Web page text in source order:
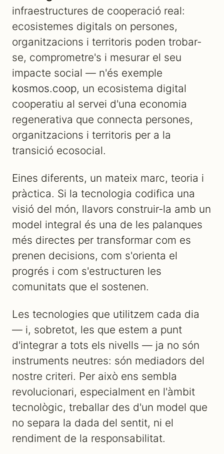
infraestructures de cooperació real:
ecosistemes digitals on persones,
organitzacions i territoris poden trobar-
se, comprometre's i mesurar el seu
impacte social — n'és exemple
kosmos.coop, un ecosistema digital
cooperatiu al servei d'una economia
regenerativa que connecta persones,
organitzacions i territoris per a la
transició ecosocial.
Eines diferents, un mateix marc, teoria i
pràctica. Si la tecnologia codifica una
visió del món, llavors construir-la amb un
model integral és una de les palanques
més directes per transformar com es
prenen decisions, com s'orienta el
progrés i com s'estructuren les
comunitats que el sostenen.
Les tecnologies que utilitzem cada dia
— i, sobretot, les que estem a punt
d'integrar a tots els nivells — ja no són
instruments neutres: són mediadors del
nostre criteri. Per això ens sembla
revolucionari, especialment en l'àmbit
tecnològic, treballar des d'un model que
no separa la dada del sentit, ni el
rendiment de la responsabilitat.